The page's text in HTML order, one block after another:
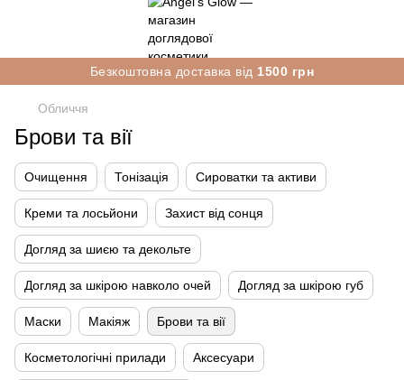
Безкоштовна доставка від 1500 грн
Обличчя
Брови та вії
Очищення Тонізація Сироватки та активи
Креми та лосьйони Захист від сонця
Догляд за шиєю та декольте
Догляд за шкірою навколо очей Догляд за шкірою губ
Маски Макіяж Брови та вії
Косметологічні прилади Аксесуари